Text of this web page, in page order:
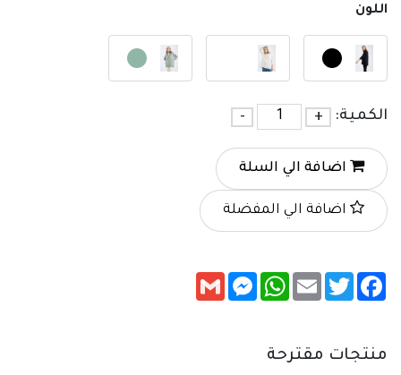
اللون
الكمية: +
-
اضافة الي السلة
اضافة الي المفضلة
Facebook
Twitter
Email
WhatsApp
Messenger
Gmail
منتجات مقترحة